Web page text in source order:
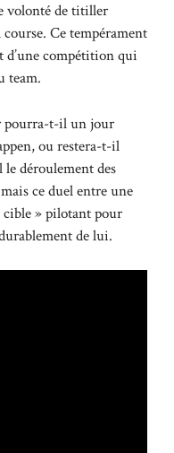
volonté de titiller
Ce tempérament
d’une compétition qui
team.
pourra-t-il un jour
ou restera-t-il
le déroulement des
ce duel entre une
cible » pilotant pour
de lui.